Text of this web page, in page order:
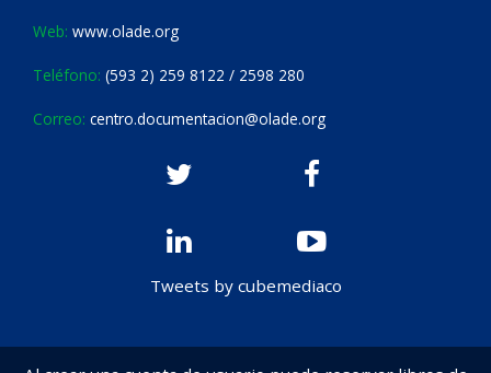
Web: www.olade.org
Teléfono: (593 2) 259 8122 / 2598 280
Correo: centro.documentacion@olade.org
Tweets by cubemediaco